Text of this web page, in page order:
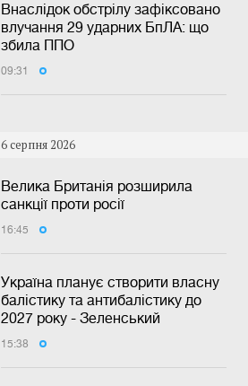
Внаслідок обстрілу зафіксовано
влучання 29 ударних БпЛА: що
збила ППО
09:31
6 серпня 2026
Велика Британія розширила
санкції проти росії
16:45
Україна планує створити власну
балістику та антибалістику до
2027 року - Зеленський
15:38